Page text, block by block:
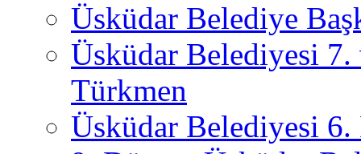
Üsküdar Belediye
Üsküdar Belediyesi
Türkmen
Üsküdar Belediyesi 6.